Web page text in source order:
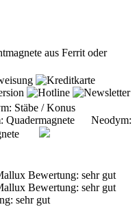
aus Ferrit oder
Stäbe / Konus
Quadermagnete Neodym: